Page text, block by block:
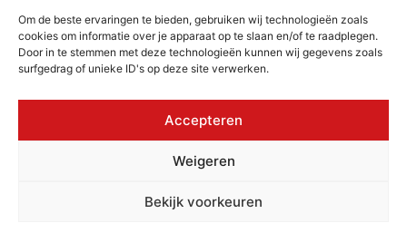
Om de beste ervaringen te bieden, gebruiken wij technologieën zoals
cookies om informatie over je apparaat op te slaan en/of te raadplegen.
Door in te stemmen met deze technologieën kunnen wij gegevens zoals
surfgedrag of unieke ID's op deze site verwerken.
Accepteren
Weigeren
Bekijk voorkeuren
© 2026 MAKRA Benelux, alle rechten